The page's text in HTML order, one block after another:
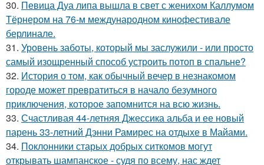
30. Певица Дуа липа вышла в свет с женихом Каллумом
Тёрнером на 76-м международном кинофестивале
берлинале.
31. Уровень заботы, который мы заслужили - или просто
самый изощренный способ устроить потоп в спальне?
32. История о том, как обычный вечер в незнакомом
городе может превратиться в начало безумного
приключения, которое запомнится на всю жизнь.
33. Счастливая 44-летняя Джессика альба и ее новый
парень 33-летний Дэнни Рамирес на отдыхе в Майами.
34. Поклонники старых добрых ситкомов могут
открывать шампанское - судя по всему, нас ждет